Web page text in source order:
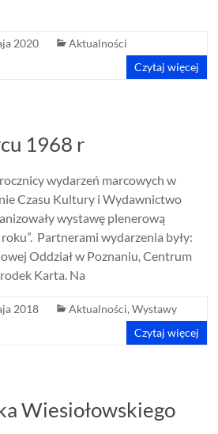
2020
Aktualności
Czytaj więcej
1968 r
wydarzeń marcowych w
Czasu Kultury i Wydawnictwo
wystawę plenerową
roku”. Partnerami wydarzenia były:
Oddział w Poznaniu, Centrum
Karta. Na
2018 Aktualności,Wystawy
Czytaj więcej
Wiesiołowskiego